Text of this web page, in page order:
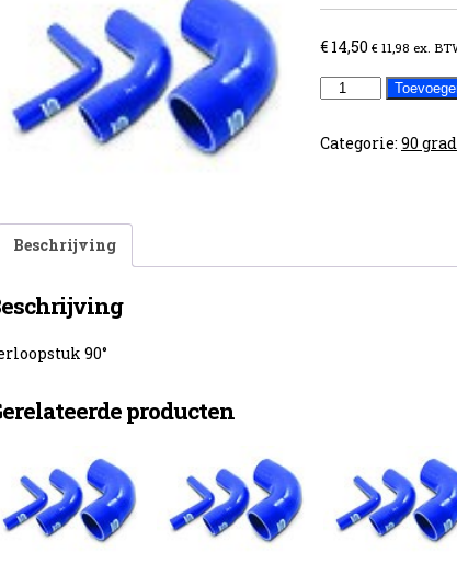
€14,50 € 11,98 ex.
25-
90°
Categorie: 90
Beschrijving
90°
producten